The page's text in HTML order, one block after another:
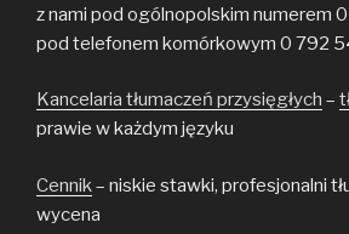
z nami pod ogólnopolskim numerem
pod telefonem komórkowym 0 792
Kancelaria tłumaczeń przysięgłych –
prawie w każdym języku
Cennik – niskie stawki, profesjonalni
wycena